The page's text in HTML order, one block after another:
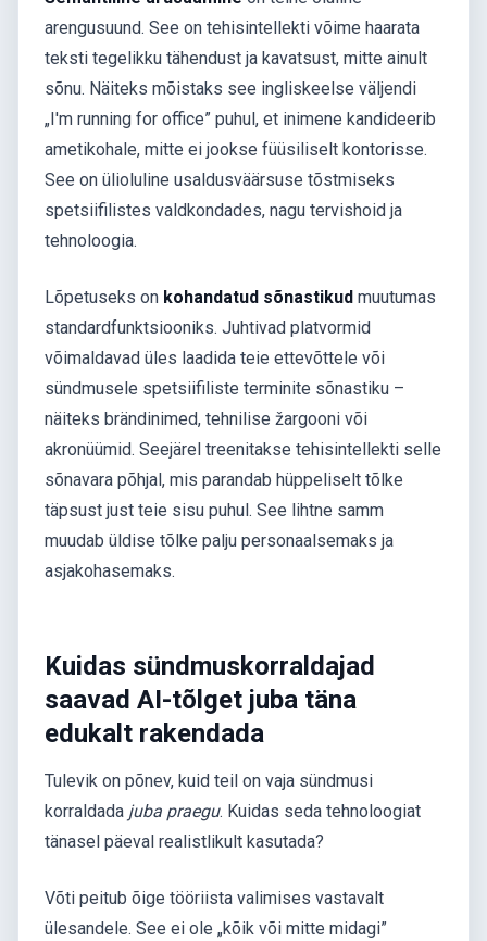
arengusuund. See on tehisintellekti võime haarata
teksti tegelikku tähendust ja kavatsust, mitte ainult
sõnu. Näiteks mõistaks see ingliskeelse väljendi
„I'm running for office” puhul, et inimene kandideerib
ametikohale, mitte ei jookse füüsiliselt kontorisse.
See on ülioluline usaldusväärsuse tõstmiseks
spetsiifilistes valdkondades, nagu tervishoid ja
tehnoloogia.
Lõpetuseks on kohandatud sõnastikud muutumas
standardfunktsiooniks. Juhtivad platvormid
võimaldavad üles laadida teie ettevõttele või
sündmusele spetsiifiliste terminite sõnastiku –
näiteks brändinimed, tehnilise žargooni või
akronüümid. Seejärel treenitakse tehisintellekti selle
sõnavara põhjal, mis parandab hüppeliselt tõlke
täpsust just teie sisu puhul. See lihtne samm
muudab üldise tõlke palju personaalsemaks ja
asjakohasemaks.
Kuidas sündmuskorraldajad
saavad AI-tõlget juba täna
edukalt rakendada
Tulevik on põnev, kuid teil on vaja sündmusi
korraldada juba praegu. Kuidas seda tehnoloogiat
tänasel päeval realistlikult kasutada?
Võti peitub õige tööriista valimises vastavalt
ülesandele. See ei ole „kõik või mitte midagi”